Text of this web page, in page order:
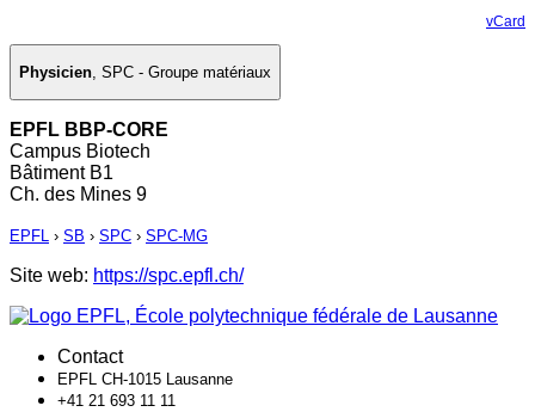
vCard
Physicien, SPC - Groupe matériaux
EPFL BBP-CORE
Campus Biotech
Bâtiment B1
Ch. des Mines 9
EPFL › SB › SPC › SPC-MG
Site web: https://spc.epfl.ch/
Contact
EPFL CH-1015 Lausanne
+41 21 693 11 11